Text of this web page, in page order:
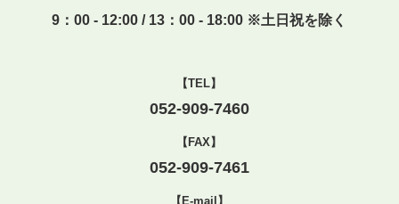
9：00 - 12:00 / 13：00 - 18:00 ※土日祝を除く
【TEL】
052-909-7460
【FAX】
052-909-7461
【E-mail】